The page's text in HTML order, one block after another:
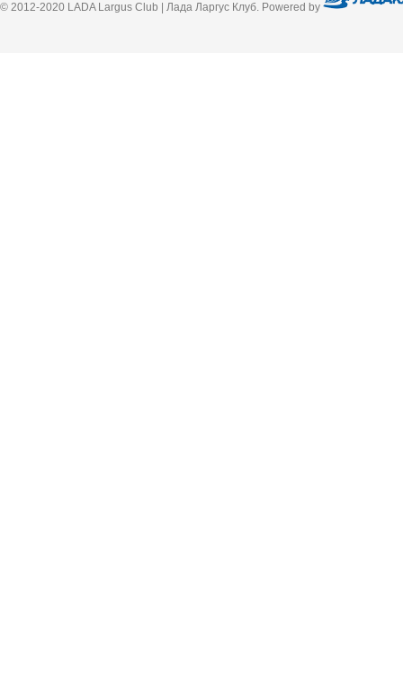
© 2012-2020 LADA Largus Club | Лада Ларгус Клуб. Powered by